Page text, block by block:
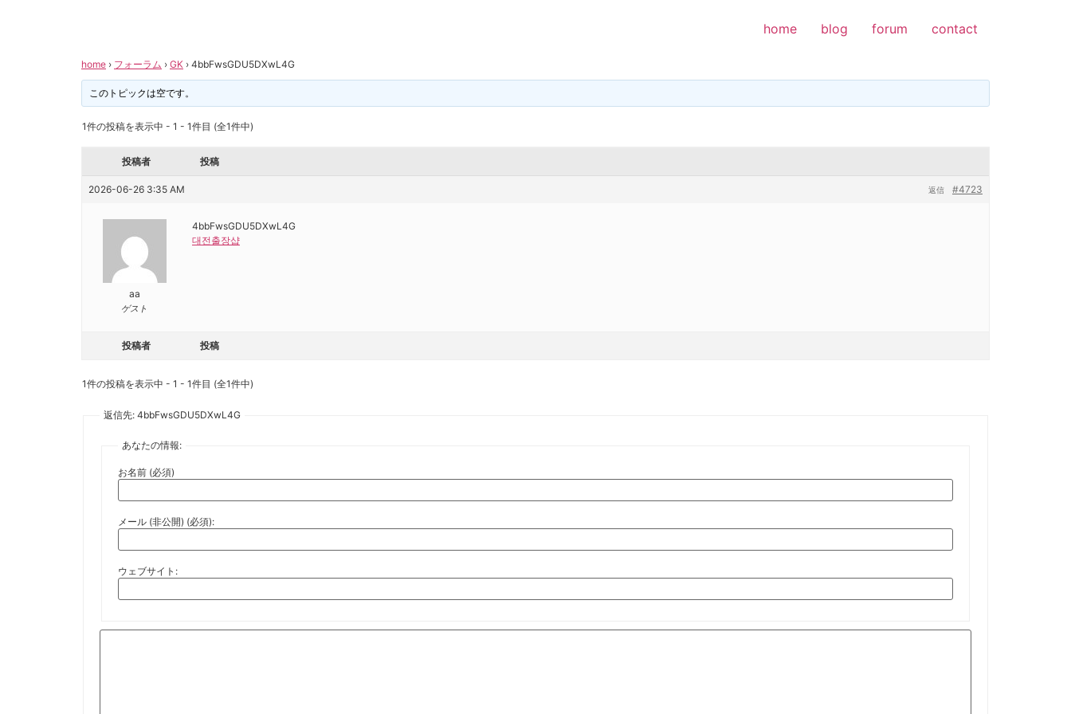
home blog forum contact
home › フォーラム › GK › 4bbFwsGDU5DXwL4G
このトピックは空です。
1件の投稿を表示中 - 1 - 1件目 (全1件中)
投稿者 投稿
2026-06-26 3:35 AM #4723
返信
aa
ゲスト
4bbFwsGDU5DXwL4G
대전출장샵
投稿者 投稿
1件の投稿を表示中 - 1 - 1件目 (全1件中)
返信先: 4bbFwsGDU5DXwL4G
あなたの情報:
お名前 (必須)
メール (非公開) (必須):
ウェブサイト: